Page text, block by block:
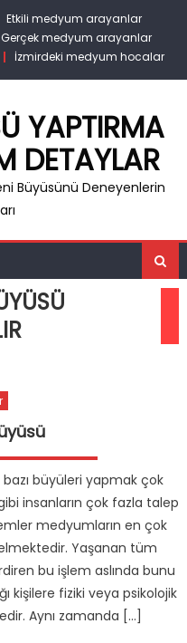
Etkili medyum arayanlar
Gerçek medyum arayanlar
İzmirdeki medyum hocalar
YAPTIRMA
DETAYLAR
Büyüsünü Deneyenlerin
büyüleri yapmak çok
insanların çok fazla talep
medyumların en çok
Yaşanan tüm
bu işlem aslında bunu
kişilere fiziki veya psikolojik
Aynı zamanda […]